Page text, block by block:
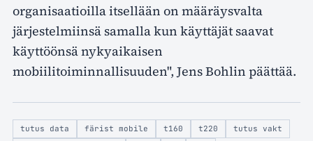
organisaatioilla itsellään on määräysvalta
järjestelmiinsä samalla kun käyttäjät saavat
käyttöönsä nykyaikaisen
mobiilitoiminnallisuuden", Jens Bohlin päättää.
tutus data färist mobile t160 t220 tutus vakt